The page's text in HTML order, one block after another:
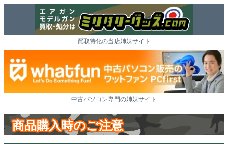
買取特化の当店姉妹サイト
中古パソコン専門の姉妹サイト
商品購入時のご注意